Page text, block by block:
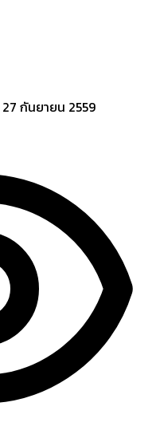
27 กันยายน 2559